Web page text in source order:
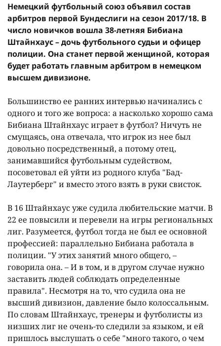
Немецкий футбольный союз объявил состав
арбитров первой Бундеслиги на сезон 2017/18. В
число новичков вошла 38-летняя Бибиана
Штайнхаус – дочь футбольного судьи и офицер
полиции. Она станет первой женщиной, которая
будет работать главным арбитром в немецком
высшем дивизионе.
Большинство ее ранних интервью начинались с
одного и того же вопроса: а насколько хорошо сама
Бибиана Штайнхаус играет в футбол? Ничуть не
смущаясь, она отвечала, что игрок из нее был
довольно посредственный, а потому отец,
занимавшийся футбольным судейством,
посоветовал ей уйти из родного клуба "Бад-
Лаутерберг" и вместо этого взять в руки свисток.
В 16 Штайнхаус уже судила любительские матчи. В
22 ее повысили и перевели на игры региональных
лиг. Разумеется, футбол тогда не был ее основной
профессией: параллельно Бибиана работала в
полиции. "У этих занятий много общего, –
говорила она. – И в том, и в другом случае нужно
заставить людей соблюдать определенные
правила". Несмотря на то, что судила она не
высший дивизион, давление было колоссальным.
По словам Штайнхаус, тренеры и футболисты из
низших лиг не очень-то следили за языком, и ей
пришлось выслушать о себе "много такого, о чем